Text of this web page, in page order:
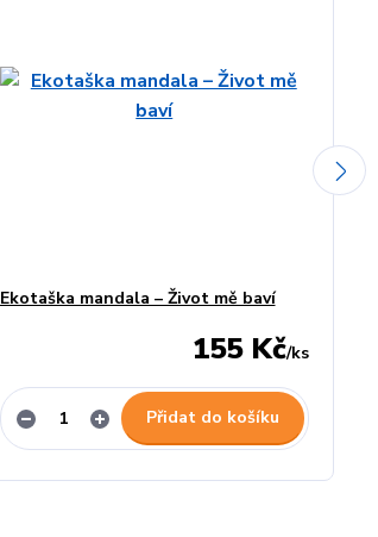
Ekotaška mandala – Život mě baví
155 Kč/ks
Přidat do košíku